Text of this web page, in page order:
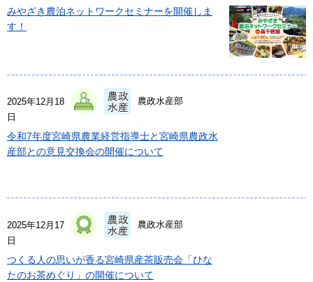
みやざき農泊ネットワークセミナーを開催しま
す！
2025年12月18
日
農政水産部
令和7年度宮崎県農業経営指導士と宮崎県農政水
産部との意見交換会の開催について
2025年12月17
日
農政水産部
つくる人の思いが香る宮崎県産茶販売会「ひな
たのお茶めぐり」の開催について